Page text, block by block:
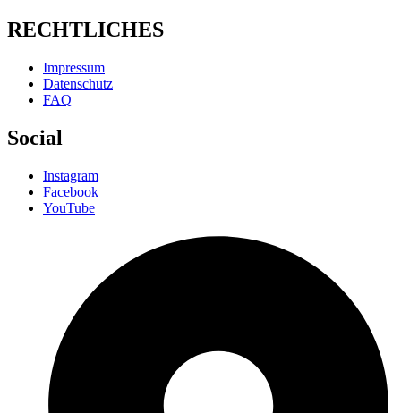
RECHTLICHES
Impressum
Datenschutz
FAQ
Social
Instagram
Facebook
YouTube